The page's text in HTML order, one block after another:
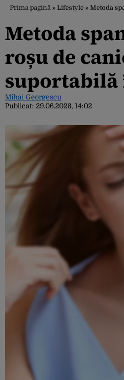
Prima pagină » Lifestyle » Metoda
Metoda
roșu de
suportabilă
Mihai Georgescu
Publicat: 29.06.2026, 14:02